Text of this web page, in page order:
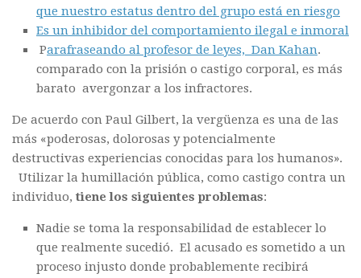
que nuestro estatus dentro del grupo está en riesgo
Es un inhibidor del comportamiento ilegal e inmoral
Parafraseando al profesor de leyes, Dan Kahan.
comparado con la prisión o castigo corporal, es más
barato avergonzar a los infractores.
De acuerdo con Paul Gilbert, la vergüenza es una de las
más «poderosas, dolorosas y potencialmente
destructivas experiencias conocidas para los humanos».
Utilizar la humillación pública, como castigo contra un
individuo, tiene los siguientes problemas:
Nadie se toma la responsabilidad de establecer lo
que realmente sucedió. El acusado es sometido a un
proceso injusto donde probablemente recibirá